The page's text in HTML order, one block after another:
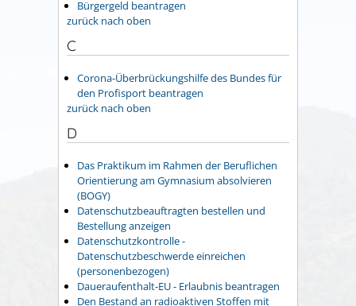
Bürgergeld beantragen
zurück nach oben
C
Corona-Überbrückungshilfe des Bundes für
den Profisport beantragen
zurück nach oben
D
Das Praktikum im Rahmen der Beruflichen
Orientierung am Gymnasium absolvieren
(BOGY)
Datenschutzbeauftragten bestellen und
Bestellung anzeigen
Datenschutzkontrolle -
Datenschutzbeschwerde einreichen
(personenbezogen)
Daueraufenthalt-EU - Erlaubnis beantragen
Den Bestand an radioaktiven Stoffen mit